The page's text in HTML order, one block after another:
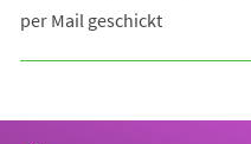
per Mail geschickt